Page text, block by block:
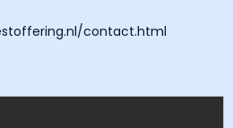
contact.html